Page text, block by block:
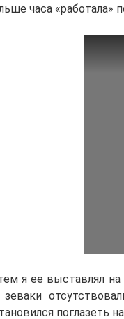
часа «работала»
я ее выставлял на
зеваки
поглазеть